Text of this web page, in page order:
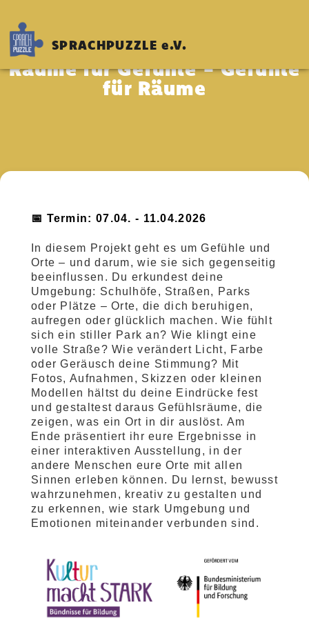
SPRACHPUZZLE e.V.
Räume für Gefühle - Gefühle
für Räume
📅 Termin: 07.04. - 11.04.2026
In diesem Projekt geht es um Gefühle und
Orte – und darum, wie sie sich gegenseitig
beeinflussen. Du erkundest deine
Umgebung: Schulhöfe, Straßen, Parks
oder Plätze – Orte, die dich beruhigen,
aufregen oder glücklich machen. Wie fühlt
sich ein stiller Park an? Wie klingt eine
volle Straße? Wie verändert Licht, Farbe
oder Geräusch deine Stimmung? Mit
Fotos, Aufnahmen, Skizzen oder kleinen
Modellen hältst du deine Eindrücke fest
und gestaltest daraus Gefühlsräume, die
zeigen, was ein Ort in dir auslöst. Am
Ende präsentiert ihr eure Ergebnisse in
einer interaktiven Ausstellung, in der
andere Menschen eure Orte mit allen
Sinnen erleben können. Du lernst, bewusst
wahrzunehmen, kreativ zu gestalten und
zu erkennen, wie stark Umgebung und
Emotionen miteinander verbunden sind.